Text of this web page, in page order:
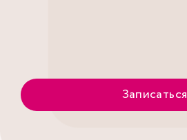
Записаться